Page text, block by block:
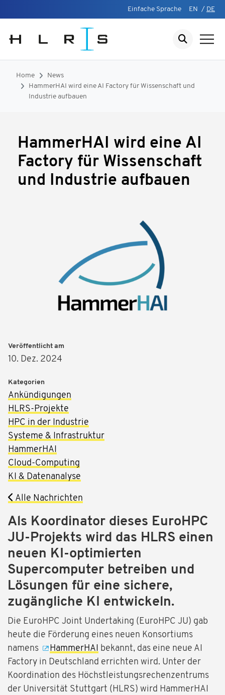
Einfache Sprache EN / DE
Home
News
HammerHAI wird eine AI Factory für Wissenschaft und
Industrie aufbauen
HammerHAI wird eine AI
Factory für Wissenschaft
und Industrie aufbauen
Als Koordinator dieses EuroHPC
JU-Projekts wird das HLRS einen
neuen KI-optimierten
Supercomputer betreiben und
Lösungen für eine sichere,
zugängliche KI entwickeln.
Die EuroHPC Joint Undertaking (EuroHPC JU) gab
heute die Förderung eines neuen Konsortiums
namens
HammerHAI bekannt, das eine neue AI
Factory in Deutschland errichten wird. Unter der
Koordination des Höchstleistungsrechenzentrums
der Universität Stuttgart (HLRS) wird HammerHAI
Veröffentlicht am
10. Dez. 2024
Kategorien
Ankündigungen
HLRS-Projekte
HPC in der Industrie
Systeme & Infrastruktur
HammerHAI
Cloud-Computing
KI & Datenanalyse
Alle Nachrichten